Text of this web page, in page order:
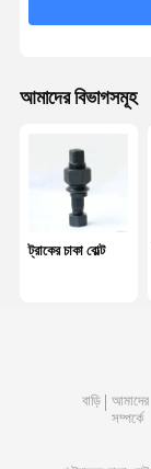
চাকা ভারসাম্য ওজন
কেন্দ্র বিয়ারিং
স্ক্রু এবং বাদাম
হুইল স্পেসার
আমাদের বিভাগসমূহ
ট্রাকের চাকা বোল্ট
বাড়ি
আমাদের
সম্পর্কে